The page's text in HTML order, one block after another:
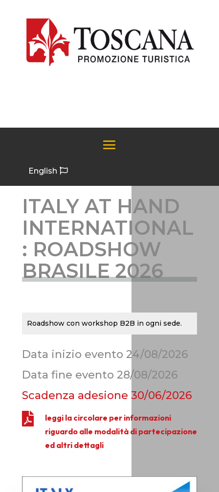
English
ITALY AT HAND
INTERNATIONAL
: ROADSHOW
BRASILE 2026
Roadshow con workshop B2B in ogni sede.
Data inizio evento 24/08/2026
Data fine evento 28/08/2026
Scadenza adesione 30/06/2026

leggi la circolare per informazioni
riguardo alle modalità di partecipazione
ed altri dettagli